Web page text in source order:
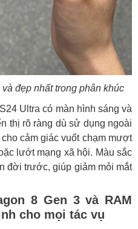
đẹp nhất trong phân khúc
Ultra có màn hình sáng và
thị rõ ràng dù sử dụng ngoài
cho cảm giác vuốt chạm mượt
lướt mạng xã hội. Màu sắc
đời trước, giúp giảm mỏi mắt
8 Gen 3 và RAM
cho mọi tác vụ